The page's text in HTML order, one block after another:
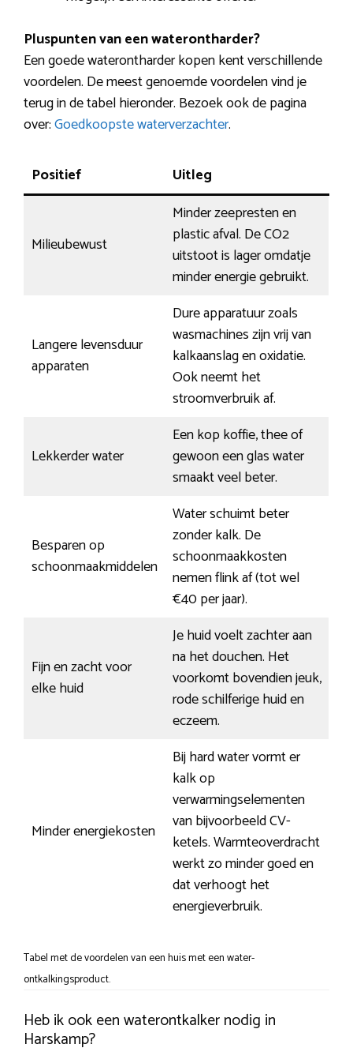
Pluspunten van een waterontharder?
Een goede waterontharder kopen kent verschillende
voordelen. De meest genoemde voordelen vind je
terug in de tabel hieronder. Bezoek ook de pagina
over:Goedkoopste waterverzachter.
Positief Uitleg
Milieubewust
Minder zeepresten en
plastic afval. De CO2
uitstoot is lager omdatje
minder energie gebruikt.
Langere levensduur
apparaten
Dure apparatuur zoals
wasmachines zijn vrij van
kalkaanslag en oxidatie.
Ook neemt het
stroomverbruik af.
Lekkerder water
Een kop koffie, thee of
gewoon een glas water
smaakt veel beter.
Besparen op
schoonmaakmiddelen
Water schuimt beter
zonder kalk. De
schoonmaakkosten
nemen flink af (tot wel
€40 per jaar).
Fijn en zacht voor
elke huid
Je huid voelt zachter aan
na het douchen. Het
voorkomt bovendien jeuk,
rode schilferige huid en
eczeem.
Minder energiekosten
Bij hard water vormt er
kalk op
verwarmingselementen
van bijvoorbeeld CV-
ketels. Warmteoverdracht
werkt zo minder goed en
dat verhoogt het
energieverbruik.
Tabel met de voordelen van een huis met een water-
ontkalkingsproduct.
Heb ik ook een waterontkalker nodig in
Harskamp?